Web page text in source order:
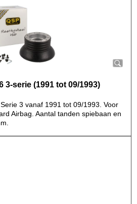
3-serie (1991 tot 09/1993)
3 vanaf 1991 tot 09/1993. Voor
Airbag. Aantal tanden spiebaan en